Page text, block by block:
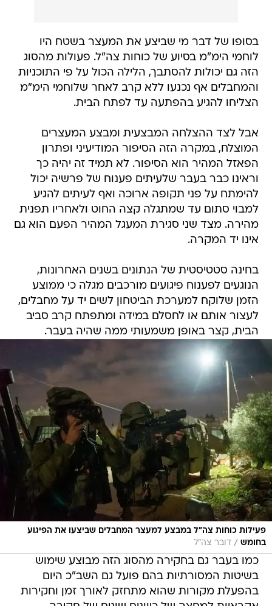
בסופו של דבר מי שביצע את המעצר בשטח היו
לוחמי הימ"מ בסיוע של כוחות צה"ל. פעולות מהסוג
הזה גם יכולות להסתבך, הלילה הכול על פי התוכניות
והמחבלים אף נכנעו ללא קרב לאחר שלוחמי הימ"מ
הצליחו להגיע בהפתעה עד לפתח הבית.
אבל לצד ההצלחה המבצעית ומבצע המעצרים
המוצלח, במקרה הזה הסיפור המודיעיני ופתרון
הפאזל המהיר הוא הסיפור. לא תמיד זה יהיה כך
וראינו כבר בעבר שלעיתים פענוח של פרשיה יכול
להימתח על פני תקופה ארוכה ואף לעיתים להגיע
למבוי סתום עד שמתגלה קצה החוט ולאחריו תפנית
מהירה. מצד שני סגירת המעגל המהיר הפעם הוא גם
אינו יד המקרה.
בחינה סטטיסטית של הנתונים בשנים האחרונות,
הנוגעים לפענוח פיגועים מורכבים מגלה כי ממוצע
הזמן שלוקח למערכת הביטחון לשים יד על מחבלים,
לעצור אותם או לחסלם במידה ומתפתח קרב סביב
הבית, קצר באופן משמעותי ממה שהיה בעבר.
פעילות כוחות צה"ל במבצע למעצר המחבלים שביצעו את הפיגוע
בחומש / דובר צה"ל
כמו בעבר גם בחקירה מהסוג הזה מבוצע שימוש
בשיטות המסורתיות בהם פועל גם השב"כ היום
בהפעלת מקורות שהוא מתחזק לאורך זמן וחקירות